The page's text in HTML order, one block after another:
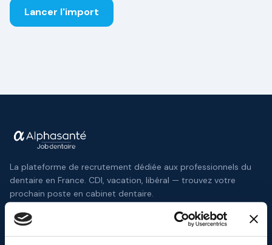
Lancer l'import
La plateforme de recrutement dédiée aux professionnels du
dentaire en France. CDI, vacation, libéral — trouvez votre
prochain poste en cabinet dentaire.